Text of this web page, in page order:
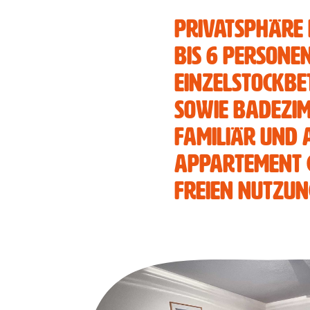
Fanky Angebote
Fanky Families
Fanky Groups
Fanky Verleih
Privatsphäre
bis 6
sowie
familiär und
Appartement
freien